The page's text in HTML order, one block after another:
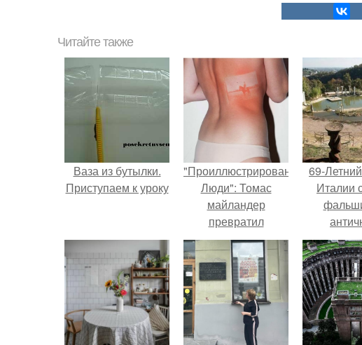
Читайте также
Ваза из бутылки.
Приступаем к уроку
"Проиллюстрированные
Люди": Томас
майландер
превратил
солнечные ожоги в
арт - объект.
69-
Италии
долгое
успешно
его за